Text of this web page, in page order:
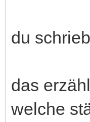
du
das
welche